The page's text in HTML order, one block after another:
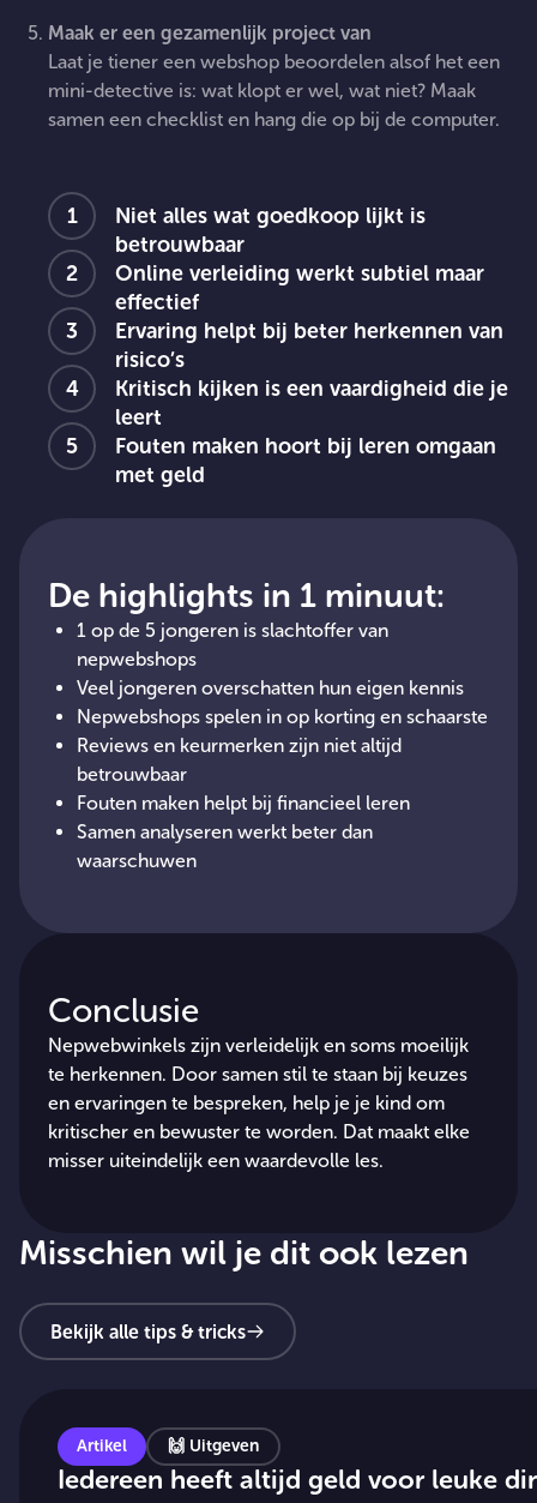
Maak er een gezamenlijk project van
Laat je tiener een webshop beoordelen alsof het een
mini-detective is: wat klopt er wel, wat niet? Maak
samen een checklist en hang die op bij de computer.
Niet alles wat goedkoop lijkt is
betrouwbaar
Online verleiding werkt subtiel maar
effectief
Ervaring helpt bij beter herkennen van
risico’s
Kritisch kijken is een vaardigheid die je
leert
Fouten maken hoort bij leren omgaan
met geld
De highlights in 1 minuut:
1 op de 5 jongeren is slachtoffer van
nepwebshops
Veel jongeren overschatten hun eigen kennis
Nepwebshops spelen in op korting en schaarste
Reviews en keurmerken zijn niet altijd
betrouwbaar
Fouten maken helpt bij financieel leren
Samen analyseren werkt beter dan
waarschuwen
Conclusie
Nepwebwinkels zijn verleidelijk en soms moeilijk
te herkennen. Door samen stil te staan bij keuzes
en ervaringen te bespreken, help je je kind om
kritischer en bewuster te worden. Dat maakt elke
misser uiteindelijk een waardevolle les.
Misschien wil je dit ook lezen
Bekijk alle tips & tricks
Artikel 🙌 Uitgeven
Iedereen heeft altijd geld voor leuke